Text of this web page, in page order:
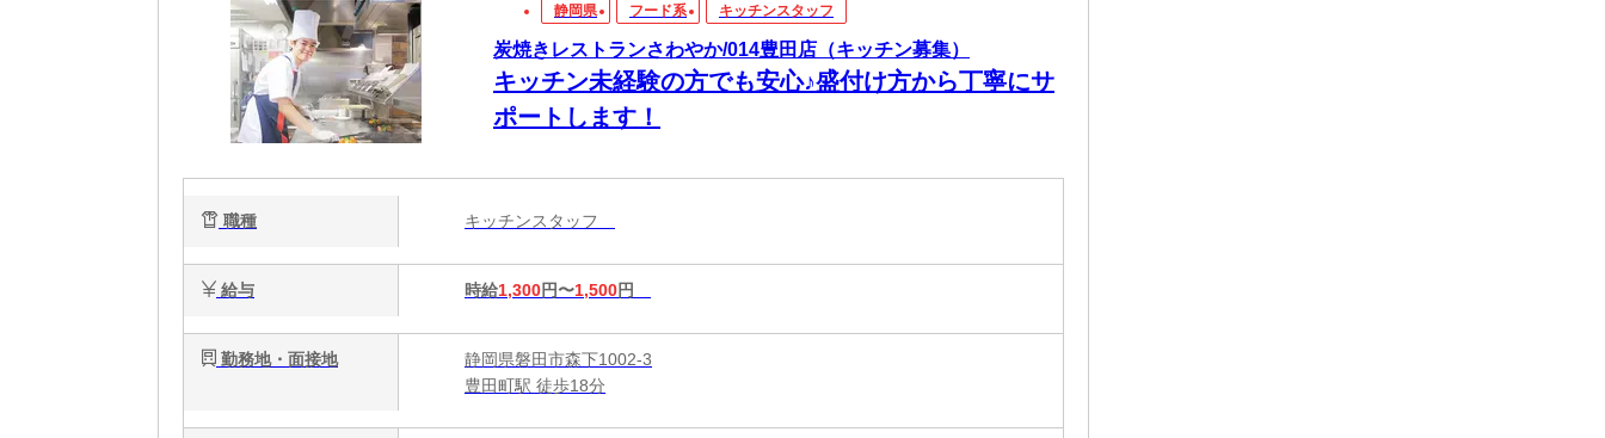
静岡県 フード系 キッチンスタッフ
炭焼きレストランさわやか/014豊田店（キッチン募集）
キッチン未経験の方でも安心♪盛付け方から丁寧にサ
ポートします！
職種 キッチンスタッフ
給与 時給1,300円〜1,500円
勤務地・面接地
静岡県磐田市森下1002-3
豊田町駅 徒歩18分